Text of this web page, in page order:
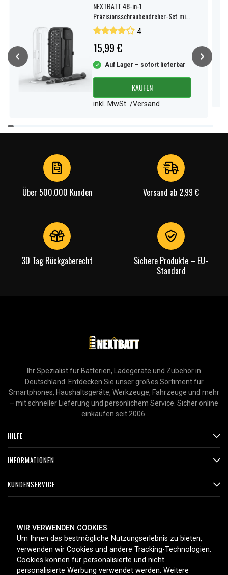
NEXTBATT 48-in-1
Präzisionsschraubendreher-Set mit
Aufbewahrungsbox
4
15,99 €
Auf Lager – sofort lieferbar
KAUFEN
inkl. MwSt. /Versand
Item
1
Über 500.000 Kunden Versand ab 2,99 €
30 Tag Rückgaberecht
Sichere Produkte – EU-
Standard
Ihr Spezialist für Batterien, Ladegeräte und Zubehör in
Deutschland. Entdecken Sie unser großes Sortiment für
Smartphones, Haushaltsgeräte, Werkzeuge, Fahrzeuge und mehr
– mit schneller Lieferung und persönlichem Service. Sicher online
einkaufen seit 2006.
HILFE
INFORMATIONEN
KUNDENSERVICE
ZAHLUNGSMETHODEN
LIEFEROPTIONEN
WIR VERWENDEN COOKIES
Um Ihnen das bestmögliche Nutzungserlebnis zu bieten,
verwenden wir Cookies und andere Tracking-Technologien.
Cookies können für personalisierte und nicht
personalisierte Werbung verwendet werden. Weitere